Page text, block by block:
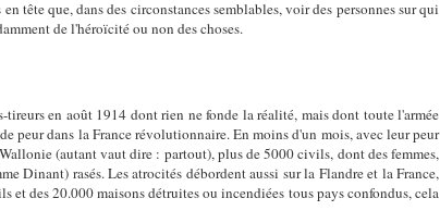
tête que, dans des circonstances semblables, voir des personnes sur qui
de l'héroïcité ou non des choses.
en août 1914 dont rien ne fonde la réalité, mais dont toute l'armée
peur dans la France révolutionnaire. En moins d'un mois, avec leur peur
(autant vaut dire : partout), plus de 5000 civils, dont des femmes,
Dinant) rasés. Les atrocités débordent aussi sur la Flandre et la France,
des 20.000 maisons détruites ou incendiées tous pays confondus, cela